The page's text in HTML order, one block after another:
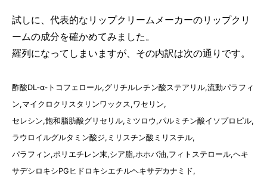
試しに、代表的なリップクリームメーカーのリップクリ
ームの成分を確かめてみました。
羅列になってしまいますが、その内訳は次の通りです。
酢酸DL‐α‐トコフェロール,グリチルレチン酸ステアリル,流動パラフィ
ン,マイクロクリスタリンワックス,ワセリン,
セレシン,飽和脂肪酸グリセリル,ミツロウ,パルミチン酸イソプロピル,
ラウロイルグルタミン酸ジ,ミリスチン酸ミリスチル,
パラフィン,ポリエチレン末,シア脂,ホホバ油,フィトステロール,ヘキ
サデシロキシPGヒドロキシエチルヘキサデカナミド,